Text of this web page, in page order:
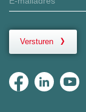
Versturen